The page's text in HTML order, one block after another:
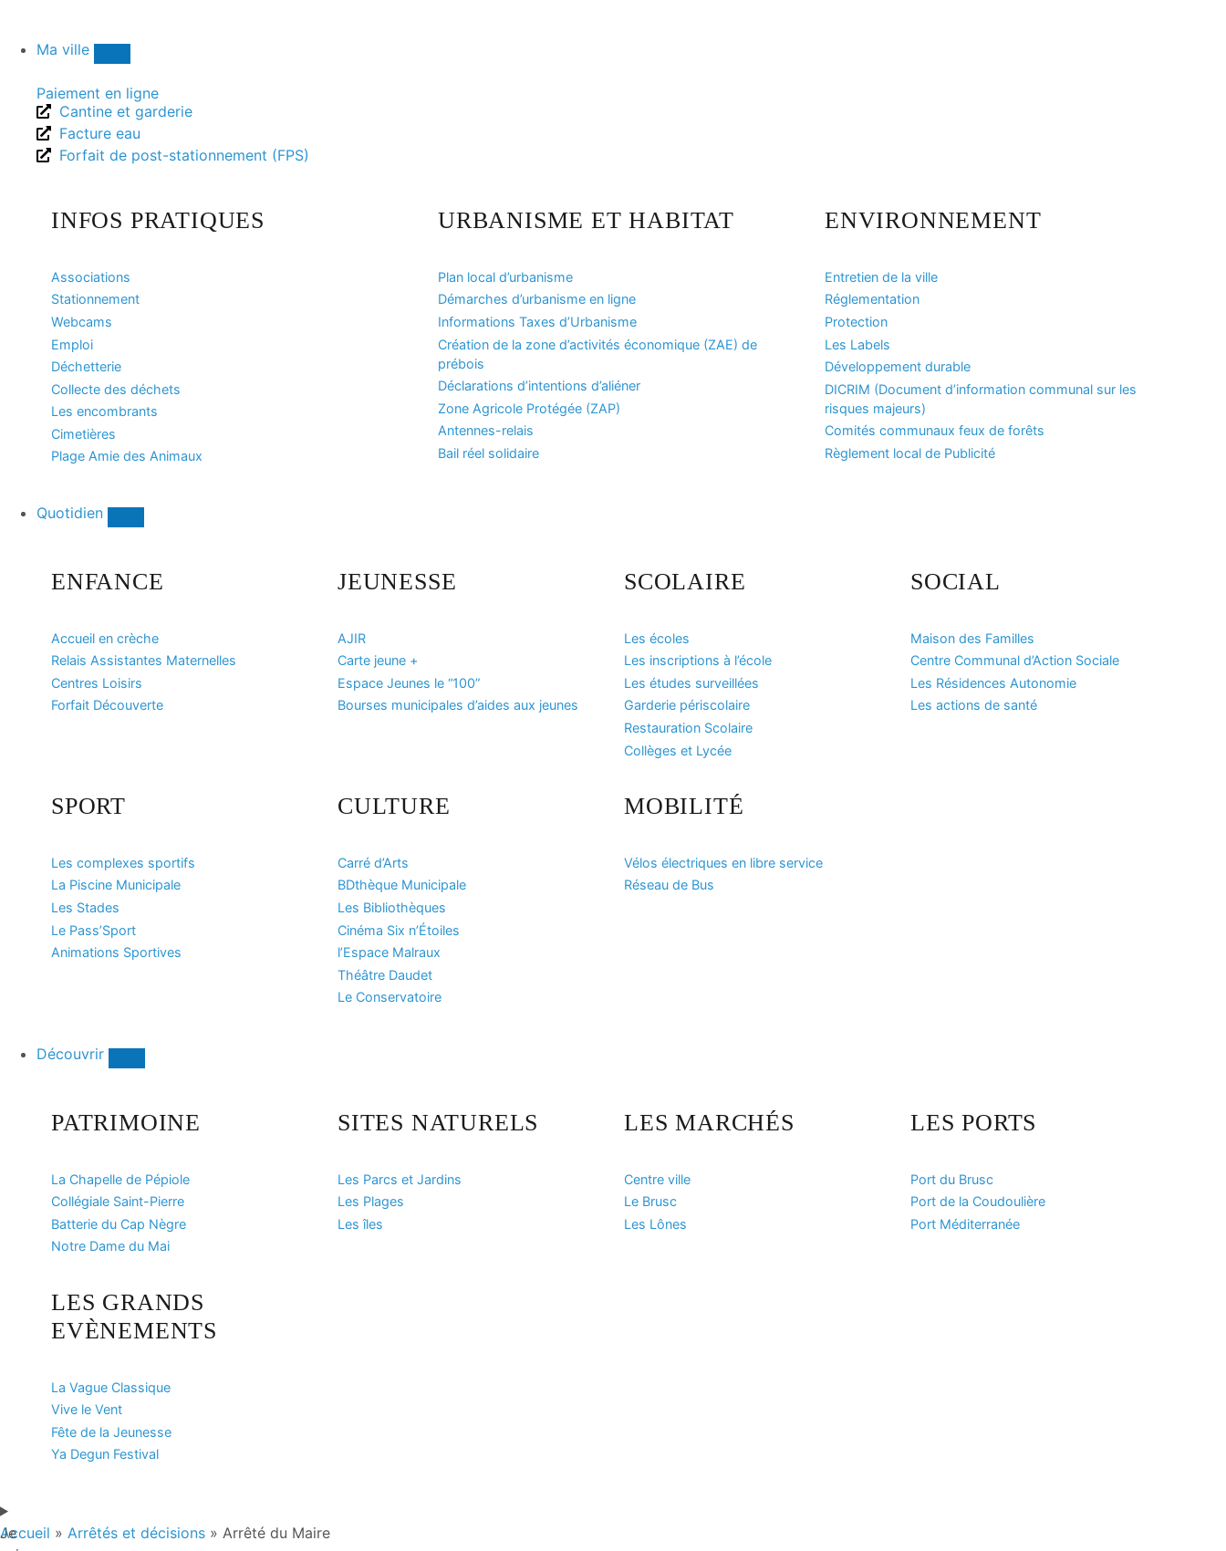
Ma ville
Paiement en ligne
Cantine et garderie
Facture eau
Forfait de post-stationnement (FPS)
INFOS PRATIQUES
Associations
Stationnement
Webcams
Emploi
Déchetterie
Collecte des déchets
Les encombrants
Cimetières
Plage Amie des Animaux
URBANISME ET HABITAT
Plan local d’urbanisme
Démarches d’urbanisme en ligne
Informations Taxes d’Urbanisme
Création de la zone d’activités économique (ZAE) de
prébois
Déclarations d’intentions d’aliéner
Zone Agricole Protégée (ZAP)
Antennes-relais
Bail réel solidaire
ENVIRONNEMENT
Entretien de la ville
Réglementation
Protection
Les Labels
Développement durable
DICRIM (Document d’information communal sur les
risques majeurs)
Comités communaux feux de forêts
Règlement local de Publicité
Quotidien
ENFANCE
Accueil en crèche
Relais Assistantes Maternelles
Centres Loisirs
Forfait Découverte
JEUNESSE
AJIR
Carte jeune +
Espace Jeunes le “100”
Bourses municipales d’aides aux jeunes
SCOLAIRE
Les écoles
Les inscriptions à l’école
Les études surveillées
Garderie périscolaire
Restauration Scolaire
Collèges et Lycée
SOCIAL
Maison des Familles
Centre Communal d’Action Sociale
Les Résidences Autonomie
Les actions de santé
SPORT
Les complexes sportifs
La Piscine Municipale
Les Stades
Le Pass’Sport
Animations Sportives
CULTURE
Carré d’Arts
BDthèque Municipale
Les Bibliothèques
Cinéma Six n’Étoiles
l’Espace Malraux
Théâtre Daudet
Le Conservatoire
MOBILITÉ
Vélos électriques en libre service
Réseau de Bus
Découvrir
PATRIMOINE
La Chapelle de Pépiole
Collégiale Saint-Pierre
Batterie du Cap Nègre
Notre Dame du Mai
SITES NATURELS
Les Parcs et Jardins
Les Plages
Les îles
LES MARCHÉS
Centre ville
Le Brusc
Les Lônes
LES PORTS
Port du Brusc
Port de la Coudoulière
Port Méditerranée
LES GRANDS
EVÈNEMENTS
La Vague Classique
Vive le Vent
Fête de la Jeunesse
Ya Degun Festival
Je
Accueil » Arrêtés et décisions » Arrêté du Maire